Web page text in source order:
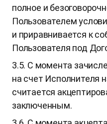
полное и
Пользователем
и приравнивается к
Пользователя под
3.5. С момента
на счет Исполнителя
считается
заключенным.